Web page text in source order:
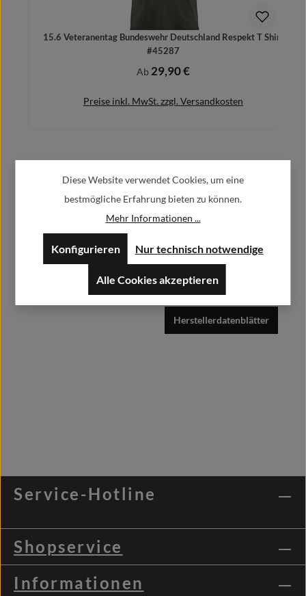
15.6 Veteranentag Bundeswehr Deutschland Respekt T Shirt
#45287
Regulärer Preis:
Ab 29,90 €
Preise inkl. MwSt. zzgl. Versandkosten
Alfa GmbH / Alfashirt
Weisweilerstr.20-22
info@alfashirt.de
Herstellerdatenblätter
Service-Hotline
Shopservice
Informationen
Diese Website verwendet Cookies, um eine
bestmögliche Erfahrung bieten zu können.
Mehr Informationen ...
Nur technisch notwendige
Konfigurieren
Alle Cookies akzeptieren